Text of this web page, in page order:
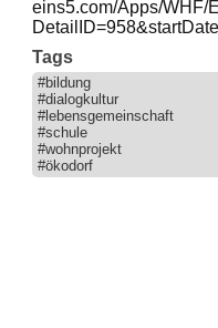
eins5.com/Apps/WHF/
Tags
#bildung
#dialogkultur
#lebensgemeinschaft
#schule
#wohnprojekt
#ökodorf